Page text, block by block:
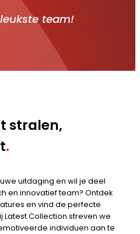
team!
stralen,
.
uitdaging en wil je deel
en innovatief team? Ontdek
en vind de perfecte
Latest Collection streven we
individuen aan te